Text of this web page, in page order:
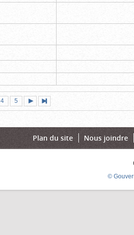
Page
4 Page
5
suivante
page
Plan du site Nous joindre
©